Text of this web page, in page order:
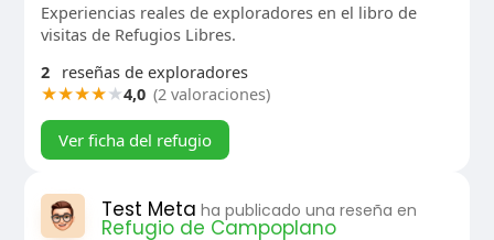
Experiencias reales de exploradores en el libro de
visitas de Refugios Libres.
2
reseñas de exploradores
★★★★★4,0 (2 valoraciones)
Ver ficha del refugio
Test Meta ha publicado una reseña en
Refugio de Campoplano